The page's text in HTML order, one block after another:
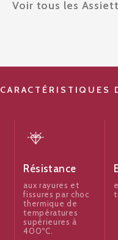
Voir tous les
CARACTÉRISTIQUES
Résistance
aux rayures et
fissures par choc
thermique de
températures
supérieures à
400ºC.